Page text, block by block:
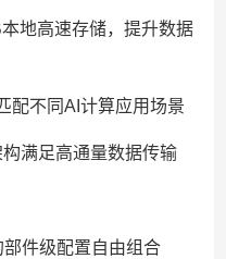
地高速存储，提升数据
配不同AI计算应用场景
满足高通量数据传输
件级配置自由组合